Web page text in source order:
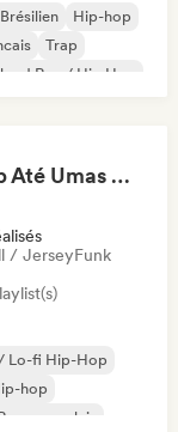
Hip-hop
Trap
Rap / Hip Hop
Trap & Rap Até Umas Hora
/ JerseyFunk
Lo-fi Hip-Hop
hop
en anglais